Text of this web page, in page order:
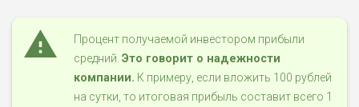
Процент получаемой инвестором прибыли
средний. Это говорит о надежности
компании. К примеру, если вложить 100 рублей
на сутки, то итоговая прибыль составит всего 1